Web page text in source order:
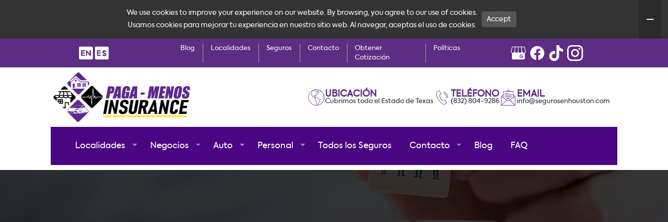
Blog Localidades Seguros Contacto
Obtener
Cotización
Políticas
UBICACIÓN
Cubrimos todo el Estado de Texas
TELÉFONO
(832) 804-9286
EMAIL
info@segurosenhouston.com
Localidades Negocios Auto Personal Todos los Seguros Contacto Blog FAQ
We use cookies to improve your experience on our website. By browsing, you agree to our use of cookies.
Usamos cookies para mejorar tu experiencia en nuestro sitio web. Al navegar, aceptas el uso de cookies.
Accept